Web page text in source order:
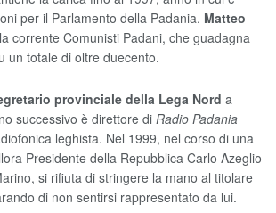
per il Parlamento della Padania. Matteo
corrente Comunisti Padani, che guadagna
un totale di oltre duecento.
provinciale della Lega Nord a
successivo è direttore di Radio Padania
leghista. Nel 1999, nel corso di una
Presidente della Repubblica Carlo Azeglio
si rifiuta di stringere la mano al titolare
di non sentirsi rappresentato da lui.